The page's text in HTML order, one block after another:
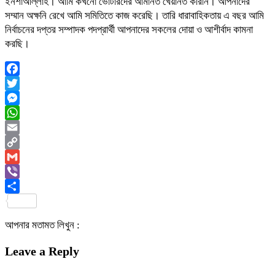
সম্মান অক্ষনি রেখে আমি সমিতিতে কাজ করেছি। তারি ধারাবাহিকতায় এ বছর আমি
নির্বাচনের দপ্তর সম্পাদক পদপ্রার্থী আপনাদের সকলের দোয়া ও আশীর্বাদ কামনা
করছি।
Facebook
Twitter
Messenger
WhatsApp
Email
Copy
Link
Gmail
Viber
আপনার মতামত লিখুন :
Leave a Reply